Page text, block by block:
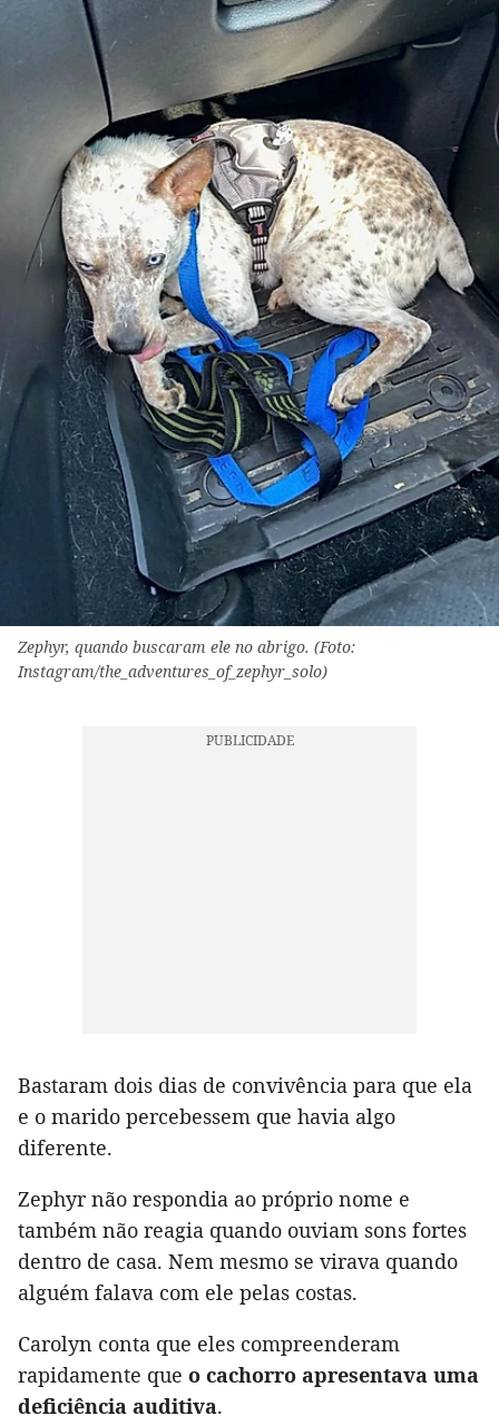
Zephyr, quando buscaram ele no abrigo. (Foto:
Instagram/the_adventures_of_zephyr_solo)
Bastaram dois dias de convivência para que ela
e o marido percebessem que havia algo
diferente.
Zephyr não respondia ao próprio nome e
também não reagia quando ouviam sons fortes
dentro de casa. Nem mesmo se virava quando
alguém falava com ele pelas costas.
Carolyn conta que eles compreenderam
rapidamente que o cachorro apresentava uma
deficiência auditiva.